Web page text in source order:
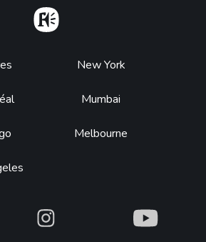
New York
Mumbai
Melbourne
What What